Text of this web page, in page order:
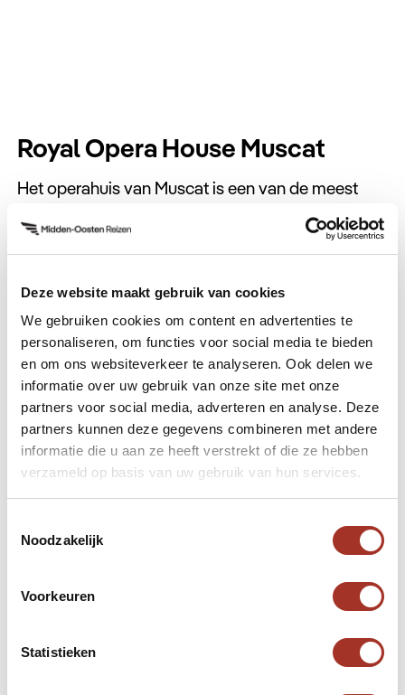
Deze website maakt gebruik van cookies
We gebruiken cookies om content en advertenties te
personaliseren, om functies voor social media te bieden
en om ons websiteverkeer te analyseren. Ook delen we
informatie over uw gebruik van onze site met onze
partners voor social media, adverteren en analyse. Deze
partners kunnen deze gegevens combineren met andere
informatie die u aan ze heeft verstrekt of die ze hebben
verzameld op basis van uw gebruik van hun services.
Noodzakelijk
Voorkeuren
Statistieken
Royal Opera House Muscat
Het operahuis van Muscat is een van de meest
prachtige architectonische meesterwerken in heel
Oman. Breng dan ook zeker een bezoek aan dit
ontwerp te zien. Het in 2011 geopende Royal
Opera House Muscat biedt plaats aan de grootste
culturele evenementen van het land en kent een
maximale capaciteit van 1.100 bezoekers. Het
complex bestaat uit een concerttheater,
auditorium, verschillende tuinen, culturele markt
met winkels en luxe restaurants. Mocht je tijd over
hebben, is het wellicht interessant om hier een
Muttrah Souq